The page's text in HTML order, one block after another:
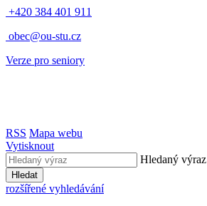
+420 384 401 911
obec@ou-stu.cz
Verze pro seniory
RSS Mapa webu
Vytisknout
Hledaný výraz
Hledat
rozšířené vyhledávání